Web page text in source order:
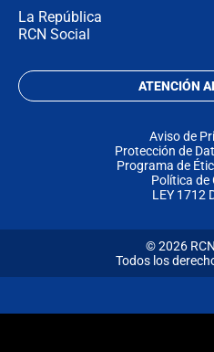
La República
RCN Social
ATENCIÓN
Aviso de
Protección de
Programa de
Política de
LEY 1712
© 2026
Todos los